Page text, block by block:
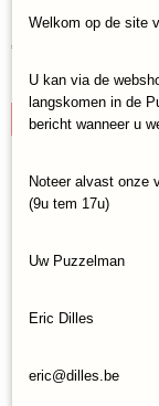
Tramp (1000) OD
€ 15,95
Op voorraad
IN
Welkom op de site
U kan via de
langskomen in de
bericht wanneer u
Noteer alvast onze
(9u tem 17u)
Uw Puzzelman
Eric Dilles
eric@dilles.be